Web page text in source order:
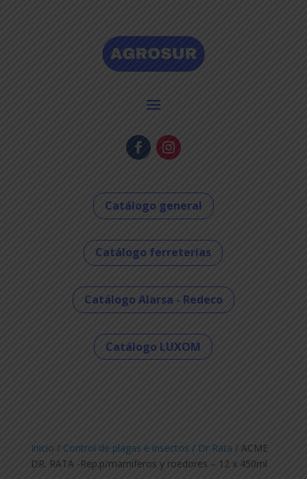
Catálogo general
Catálogo ferreterías
Catálogo Alarsa - Redeco
Catálogo LUXOM
Inicio / Control de plagas e insectos / Dr Rata / ACME
DR. RATA -Rep.p/mamiferos y roedores – 12 x 450ml